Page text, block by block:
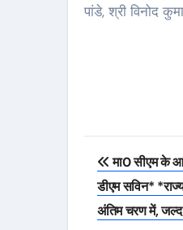
पांडे, श्री विनोद
Post
मा0 सीएम के
डीएम सविन*
अंतिम चरण में,